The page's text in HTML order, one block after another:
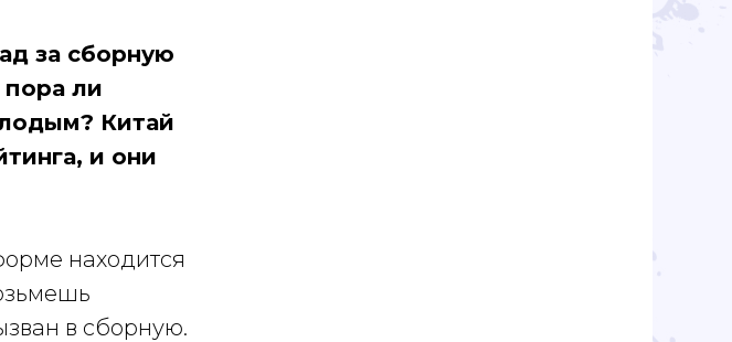
за сборную
пора ли
Китай
и они
находится
в сборную.